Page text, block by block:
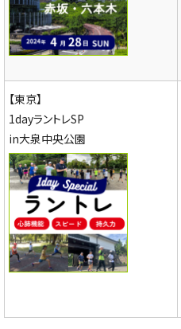
【東京】
1dayラントレSP
in大泉中央公園